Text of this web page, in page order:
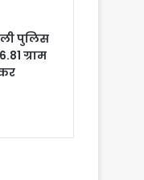
पुलिस
ग्राम